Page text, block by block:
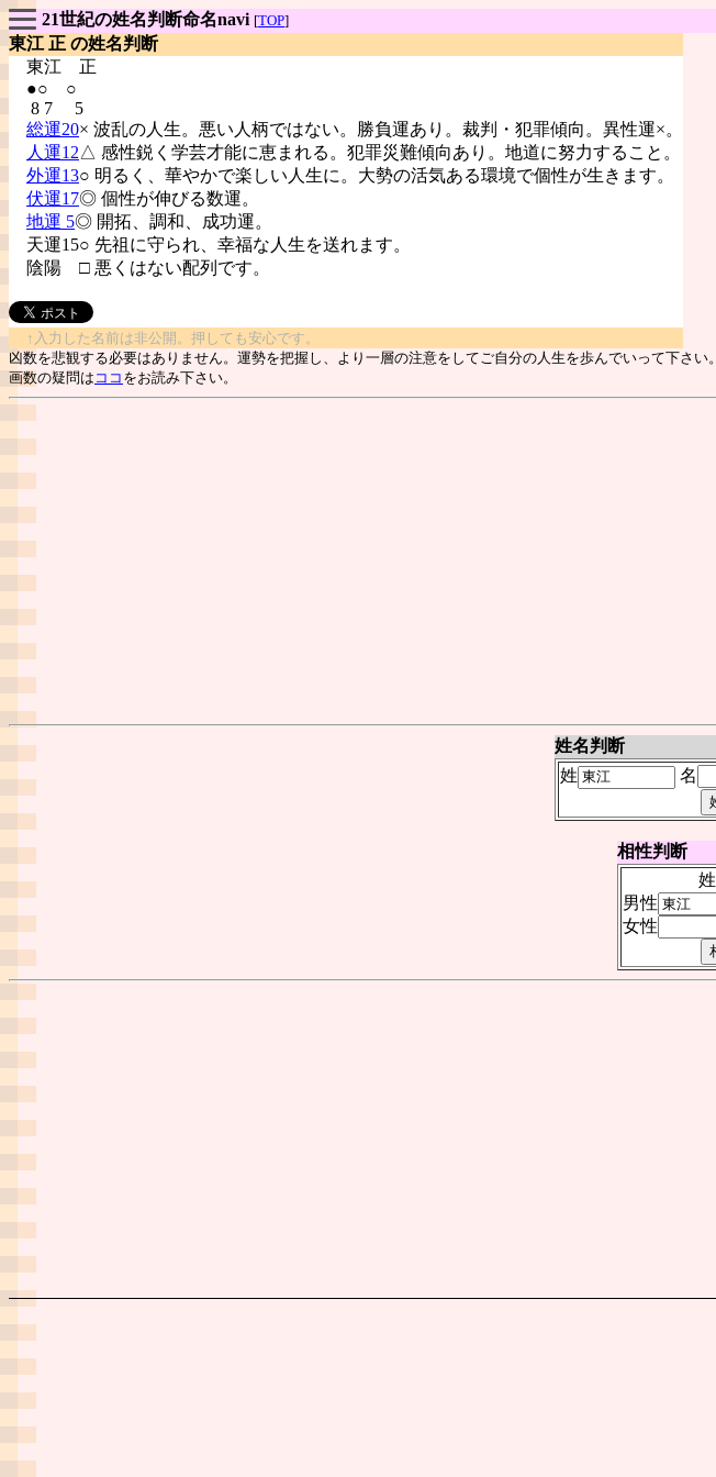
21世紀の姓名判断命名navi [TOP]
東江 正 の姓名判断
東江 正
●○ ○
8 7 5
総運20× 波乱の人生。悪い人柄ではない。勝負運あり。裁判・犯罪傾向。異性運×。
人運12△ 感性鋭く学芸才能に恵まれる。犯罪災難傾向あり。地道に努力すること。
外運13○ 明るく、華やかで楽しい人生に。大勢の活気ある環境で個性が生きます。
伏運17◎ 個性が伸びる数運。
地運 5◎ 開拓、調和、成功運。
天運15○ 先祖に守られ、幸福な人生を送れます。
陰陽 □ 悪くはない配列です。
↑入力した名前は非公開。押しても安心です。
凶数を悲観する必要はありません。運勢を把握し、より一層の注意をしてご自分の人生を歩んでいって下さい。
画数の疑問は ココ をお読み下さい。
姓名判断
姓
名
相性判断
姓
男性
女性